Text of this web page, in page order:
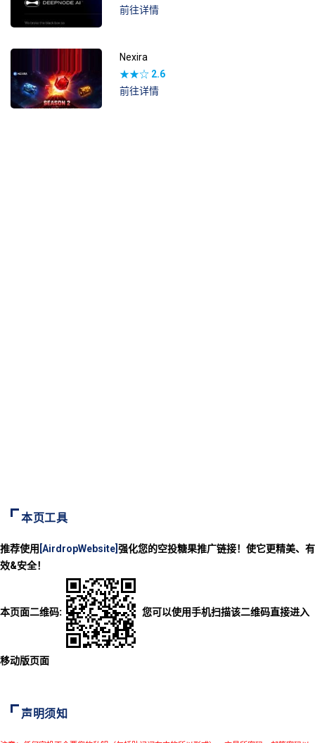
前往详情
Nexira
★★☆ 2.6
前往详情
本页工具
推荐使用 [AirdropWebsite] 强化您的空投糖果推广链接！使它更精美、有
效&安全！
本页面二维码: 您可以使用手机扫描该二维码直接进入
移动版页面
声明须知